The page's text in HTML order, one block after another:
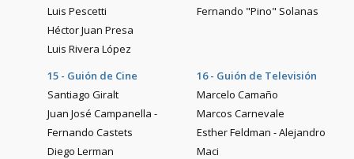
Luis Pescetti
Héctor Juan Presa
Luis Rivera López
Fernando "Pino" Solanas
15 - Guión de Cine
Santiago Giralt
Juan José Campanella -
Fernando Castets
Diego Lerman
16 - Guión de Televisión
Marcelo Camaño
Marcos Carnevale
Esther Feldman - Alejandro
Maci